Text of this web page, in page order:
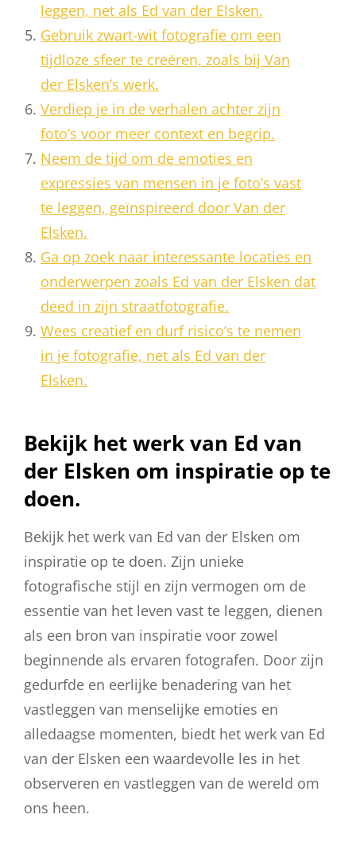
leggen, net als Ed van der Elsken.
Gebruik zwart-wit fotografie om een
tijdloze sfeer te creëren, zoals bij Van
der Elsken’s werk.
Verdiep je in de verhalen achter zijn
foto’s voor meer context en begrip.
Neem de tijd om de emoties en
expressies van mensen in je foto’s vast
te leggen, geïnspireerd door Van der
Elsken.
Ga op zoek naar interessante locaties en
onderwerpen zoals Ed van der Elsken dat
deed in zijn straatfotografie.
Wees creatief en durf risico’s te nemen
in je fotografie, net als Ed van der
Elsken.
Bekijk het werk van Ed van
der Elsken om inspiratie op te
doen.
Bekijk het werk van Ed van der Elsken om
inspiratie op te doen. Zijn unieke
fotografische stijl en zijn vermogen om de
essentie van het leven vast te leggen, dienen
als een bron van inspiratie voor zowel
beginnende als ervaren fotografen. Door zijn
gedurfde en eerlijke benadering van het
vastleggen van menselijke emoties en
alledaagse momenten, biedt het werk van Ed
van der Elsken een waardevolle les in het
observeren en vastleggen van de wereld om
ons heen.